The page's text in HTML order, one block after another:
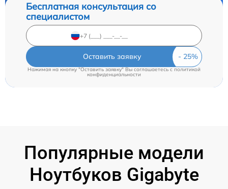
Бесплатная консультация со
специалистом
Оставить заявку
Нажимая на кнопку "Оставить заявку" Вы соглашаетесь c политикой
конфиденциальности
Популярные модели
Ноутбуков Gigabyte